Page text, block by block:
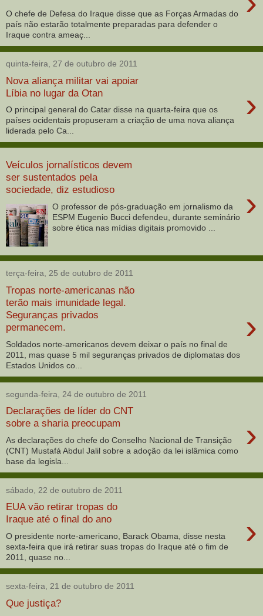
O chefe de Defesa do Iraque disse que as Forças Armadas do
país não estarão totalmente preparadas para defender o
Iraque contra ameaç...
quinta-feira, 27 de outubro de 2011
Nova aliança militar vai apoiar
Líbia no lugar da Otan
›
O principal general do Catar disse na quarta-feira que os
países ocidentais propuseram a criação de uma nova aliança
liderada pelo Ca...
Veículos jornalísticos devem
ser sustentados pela
sociedade, diz estudioso
›
O professor de pós-graduação em jornalismo da
ESPM Eugenio Bucci defendeu, durante seminário
sobre ética nas mídias digitais promovido ...
terça-feira, 25 de outubro de 2011
Tropas norte-americanas não
terão mais imunidade legal.
Seguranças privados
permanecem.
›
Soldados norte-americanos devem deixar o país no final de
2011, mas quase 5 mil seguranças privados de diplomatas dos
Estados Unidos co...
segunda-feira, 24 de outubro de 2011
Declarações de líder do CNT
sobre a sharia preocupam
›
As declarações do chefe do Conselho Nacional de Transição
(CNT) Mustafá Abdul Jalil sobre a adoção da lei islâmica como
base da legisla...
sábado, 22 de outubro de 2011
EUA vão retirar tropas do
Iraque até o final do ano
›
O presidente norte-americano, Barack Obama, disse nesta
sexta-feira que irá retirar suas tropas do Iraque até o fim de
2011, quase no...
sexta-feira, 21 de outubro de 2011
Que justiça?